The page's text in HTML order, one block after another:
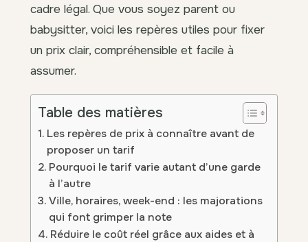
cadre légal. Que vous soyez parent ou
babysitter, voici les repères utiles pour fixer
un prix clair, compréhensible et facile à
assumer.
Table des matières
Les repères de prix à connaître avant de
proposer un tarif
Pourquoi le tarif varie autant d’une garde
à l’autre
Ville, horaires, week-end : les majorations
qui font grimper la note
Réduire le coût réel grâce aux aides et à